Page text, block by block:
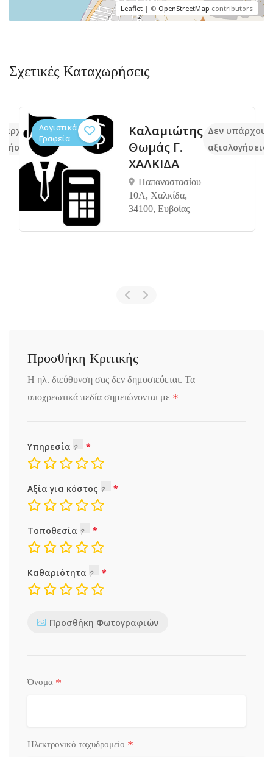
Leaflet | © OpenStreetMap contributors
Σχετικές Καταχωρήσεις
ακόμα
Λογιστικά
Γραφεία
Καλαμιώτης
Θωμάς Γ.
ΧΑΛΚΙΔΑ
Παπαναστασίου
10Α, Χαλκίδα,
34100, Ευβοίας
Δεν
αξιολογήσεις
Προσθήκη Κριτικής
Η ηλ. διεύθυνση σας δεν δημοσιεύεται. Τα
υποχρεωτικά πεδία σημειώνονται με *
Υπηρεσία
Αξία για κόστος
Τοποθεσία
Καθαριότητα
Προσθήκη Φωτογραφιών
Όνομα *
Ηλεκτρονικό ταχυδρομείο *